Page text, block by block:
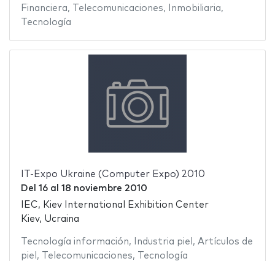
Financiera, Telecomunicaciones, Inmobiliaria,
Tecnología
IT-Expo Ukraine (Computer Expo) 2010
Del 16al 18 noviembre 2010
IEC, Kiev International Exhibition Center
Kiev, Ucraina
Tecnología información, Industria piel , Artículos de
piel , Telecomunicaciones, Tecnología